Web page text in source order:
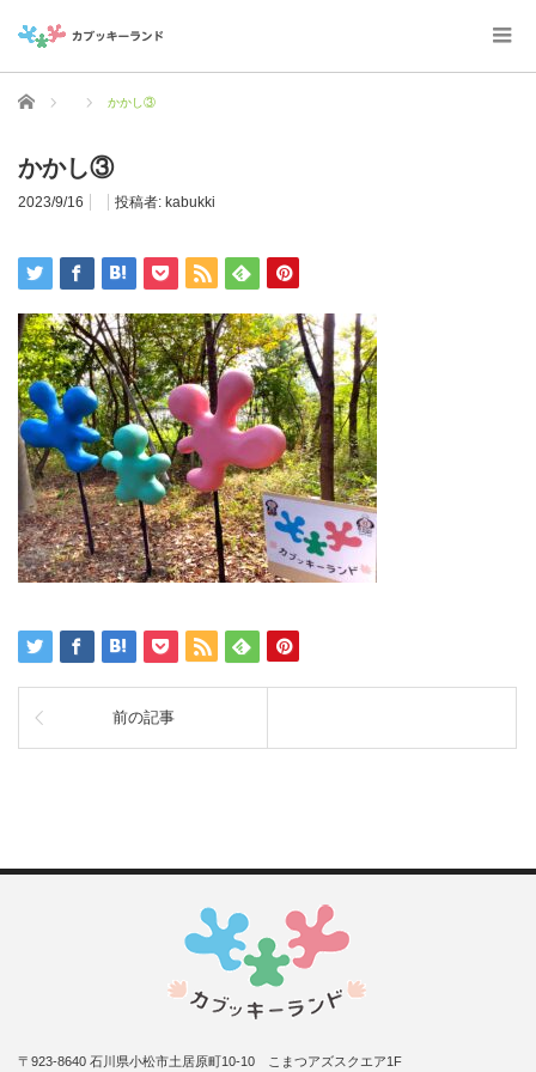
ホーム かかし③
かかし③
2023/9/16 投稿者: kabukki
前の記事
〒923-8640 石川県小松市土居原町10-10 こまつアズスクエア1F